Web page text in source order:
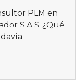
PLM en
S.A.S. ¿Qué